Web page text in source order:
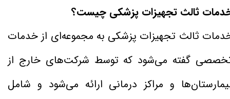
ثالث تجهیزات پزشکی چیست؟
ثالث تجهیزات پزشکی به مجموعه‌ای از خدمات
گفته می‌شود که توسط شرکت‌های خارج از
و مراکز درمانی ارائه می‌شود و شامل